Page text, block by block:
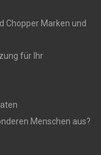
Chopper Marken und
für Ihr
Menschen aus?